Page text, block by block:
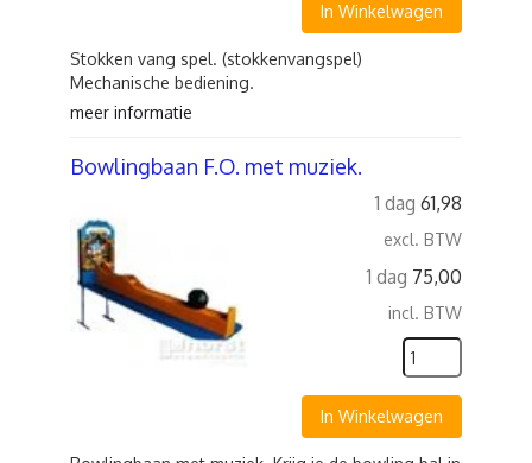
In Winkelwagen
Stokken vang spel. (stokkenvangspel)
Mechanische bediening.
meer informatie
Bowlingbaan F.O. met muziek.
1 dag 61,98
excl. BTW
1 dag 75,00
incl. BTW
In Winkelwagen